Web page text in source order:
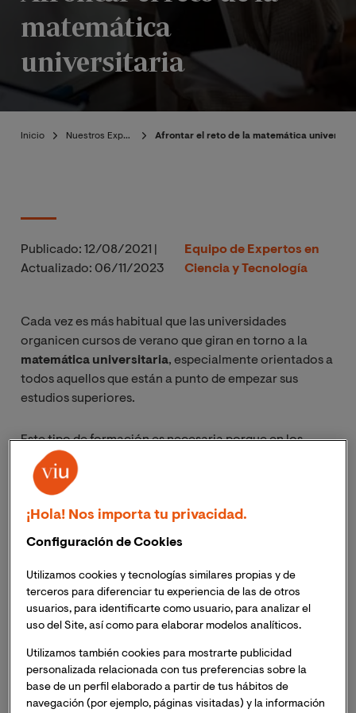
matemática
universitaria
Inicio Nuestros Expertos Afrontar el reto de la matemática
Publicado: 12/08/2021
Actualizado: 06/11/2023
Equipo de Expertos en
Ciencia y Tecnología
Cada vez es más habitual que las universidades
organicen cursos de verano que giran en torno a la
matemática universitaria, especialmente orientados a
todos aquellos que están a punto de empezar sus
estudios superiores.
Este tipo de formación es necesaria porque en los
últimos años se han detectado en los alumnos ciertas
carencias con respecto a los conocimientos
matemáticos, lo que puede convertirse en una
cara a la continuación de su formación
en tecnología. Conoce las disciplinas que
seguirán demandando profesionales tras la
cuarta revolución industrial
Ingenieros, arquitectos, químicos… son aquellos que
van a orientarse hacia las carreras de ciencias los que
más deben reforzar su conocimiento sobre
matemáticas.
¡Hola! Nos importa tu privacidad.
Configuración de Cookies
Utilizamos cookies y tecnologías similares propias y de
terceros para diferenciar tu experiencia de las de otros
usuarios, para identificarte como usuario, para analizar el
uso del Site, así como para elaborar modelos analíticos.
Utilizamos también cookies para mostrarte publicidad
personalizada relacionada con tus preferencias sobre la
base de un perfil elaborado a partir de tus hábitos de
navegación (por ejemplo, páginas visitadas) y la información